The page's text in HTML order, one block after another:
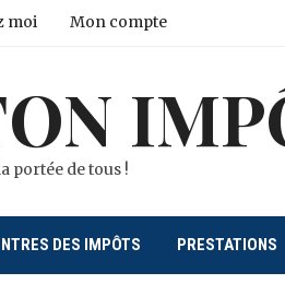
moi Mon compte
portée de tous !
DES IMPÔTS PRESTATIONS